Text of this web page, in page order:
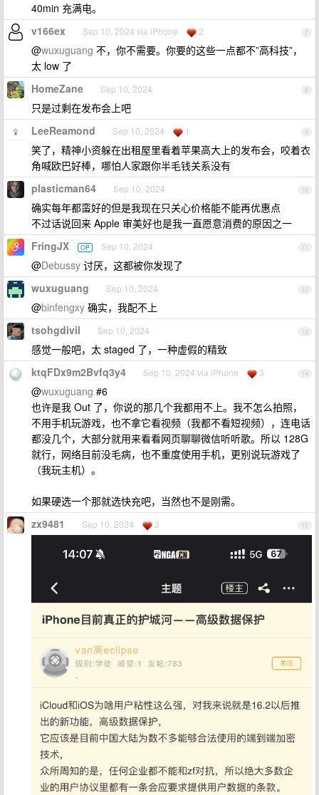
40min 充满电。
7
v166ex Sep 10, 2024 via iPhone 2
@wuxuguang 不，你不需要。你要的这些一点都不”高科技”，
太 low 了
8
HomeZane Sep 10, 2024
只是过剩在发布会上吧
9
LeeReamond Sep 10, 2024 1
笑了，精神小资躲在出租屋里看着苹果高大上的发布会，咬着衣
角喊欧巴好棒，哪怕人家跟你半毛钱关系没有
10
plasticman64 Sep 10, 2024
确实每年都蛮好的但是我现在只关心价格能不能再优惠点
不过话说回来 Apple 审美好也是我一直愿意消费的原因之一
11
FringJX OP Sep 10, 2024
@Debussy 讨厌，这都被你发现了
12
wuxuguang Sep 10, 2024
@binfengxy 确实，我配不上
13
tsohgdivil Sep 10, 2024
感觉一般吧，太 staged 了，一种虚假的精致
14
ktqFDx9m2Bvfq3y4 Sep 10, 2024 via iPhone 3
@wuxuguang #6
也许是我 Out 了，你说的那几个我都用不上。我不怎么拍照，
不用手机玩游戏，也不拿它看视频（我都不看短视频），连电话
都没几个，大部分就用来看看网页聊聊微信听听歌。所以 128G
就行，网络目前没毛病，也不重度使用手机，更别说玩游戏了
（我玩主机）。
如果硬选一个那就选快充吧，当然也不是刚需。
15
zx9481 Sep 10, 2024 3